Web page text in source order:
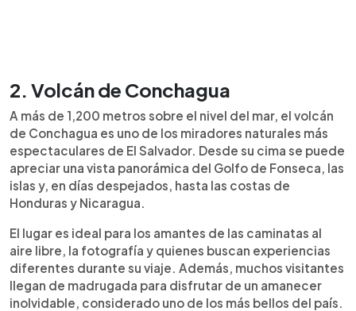
2. Volcán de Conchagua
A más de 1,200 metros sobre el nivel del mar, el volcán
de Conchagua es uno de los miradores naturales más
espectaculares de El Salvador. Desde su cima se puede
apreciar una vista panorámica del Golfo de Fonseca, las
islas y, en días despejados, hasta las costas de
Honduras y Nicaragua.
El lugar es ideal para los amantes de las caminatas al
aire libre, la fotografía y quienes buscan experiencias
diferentes durante su viaje. Además, muchos visitantes
llegan de madrugada para disfrutar de un amanecer
inolvidable, considerado uno de los más bellos del país.